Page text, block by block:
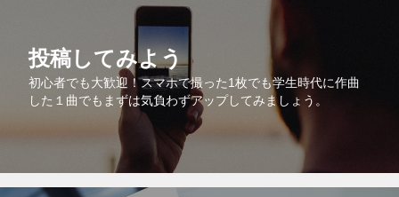
投稿してみよう
初心者でも大歓迎！スマホで撮った1枚でも学生時代に作曲
した１曲でもまずは気負わずアップしてみましょう。